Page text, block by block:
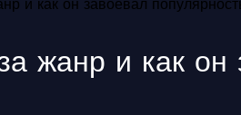
и как он завоевал
жанр и как он